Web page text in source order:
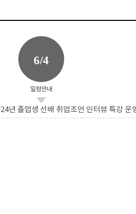
6/4
일정안내
년 졸업생 선배 취업조언 인터뷰 특강 운